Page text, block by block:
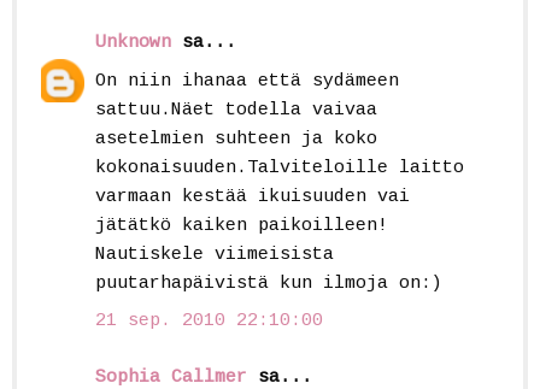
Unknown sa...
On niin ihanaa että sydämeen
sattuu.Näet todella vaivaa
asetelmien suhteen ja koko
kokonaisuuden.Talviteloille laitto
varmaan kestää ikuisuuden vai
jätätkö kaiken paikoilleen!
Nautiskele viimeisista
puutarhapäivistä kun ilmoja on:)
21 sep. 2010 22:10:00
Sophia Callmer sa...